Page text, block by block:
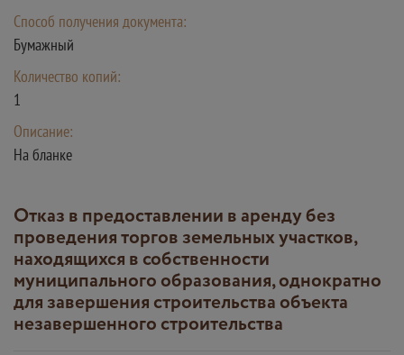
Способ получения документа:
Бумажный
Количество копий:
1
Описание:
На бланке
Отказ в предоставлении в аренду без
проведения торгов земельных участков,
находящихся в собственности
муниципального образования, однократно
для завершения строительства объекта
незавершенного строительства